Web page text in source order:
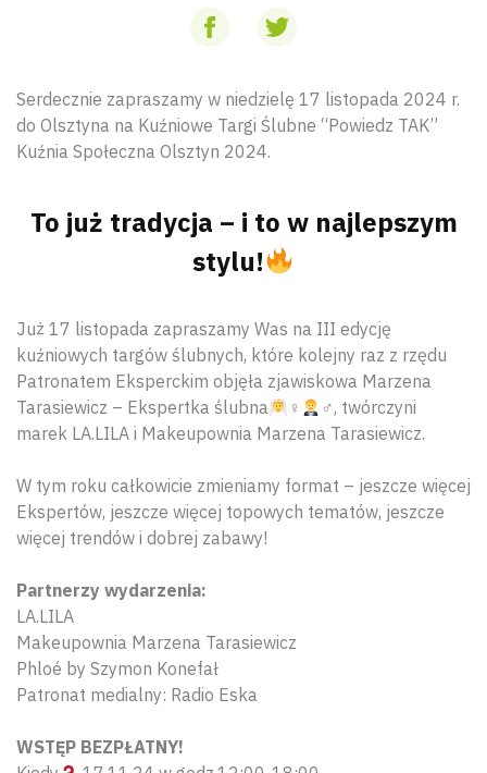
Serdecznie zapraszamy w niedzielę 17 listopada 2024 r.
do Olsztyna na Kuźniowe Targi Ślubne “Powiedz TAK”
Kuźnia Społeczna Olsztyn 2024.
To już tradycja – i to w najlepszym
stylu!
Już 17 listopada zapraszamy Was na III edycję
kuźniowych targów ślubnych, które kolejny raz z rzędu
Patronatem Eksperckim objęła zjawiskowa Marzena
Tarasiewicz – Ekspertka ślubna
‍♀
‍♂, twórczyni
marek LA.LILA i Makeupownia Marzena Tarasiewicz.
W tym roku całkowicie zmieniamy format – jeszcze więcej
Ekspertów, jeszcze więcej topowych tematów, jeszcze
więcej trendów i dobrej zabawy!
Partnerzy wydarzenia:
LA.LILA
Makeupownia Marzena Tarasiewicz
Phloé by Szymon Konefał
Patronat medialny: Radio Eska
WSTĘP BEZPŁATNY!